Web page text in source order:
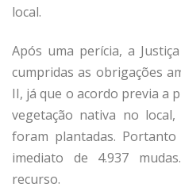
local.
Após uma perícia, a
cumpridas as obrigações
II, já que o acordo previa a
vegetação nativa no
foram plantadas.
imediato de 4.937
recurso.